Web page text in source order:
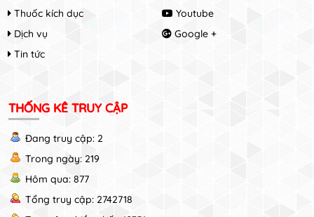
Thuốc kích dục
Dịch vụ
Tin tức
Youtube
Google +
THỐNG KÊ TRUY CẬP
Đang truy cập: 2
Trong ngày: 219
Hôm qua: 877
Tổng truy cập: 2742718